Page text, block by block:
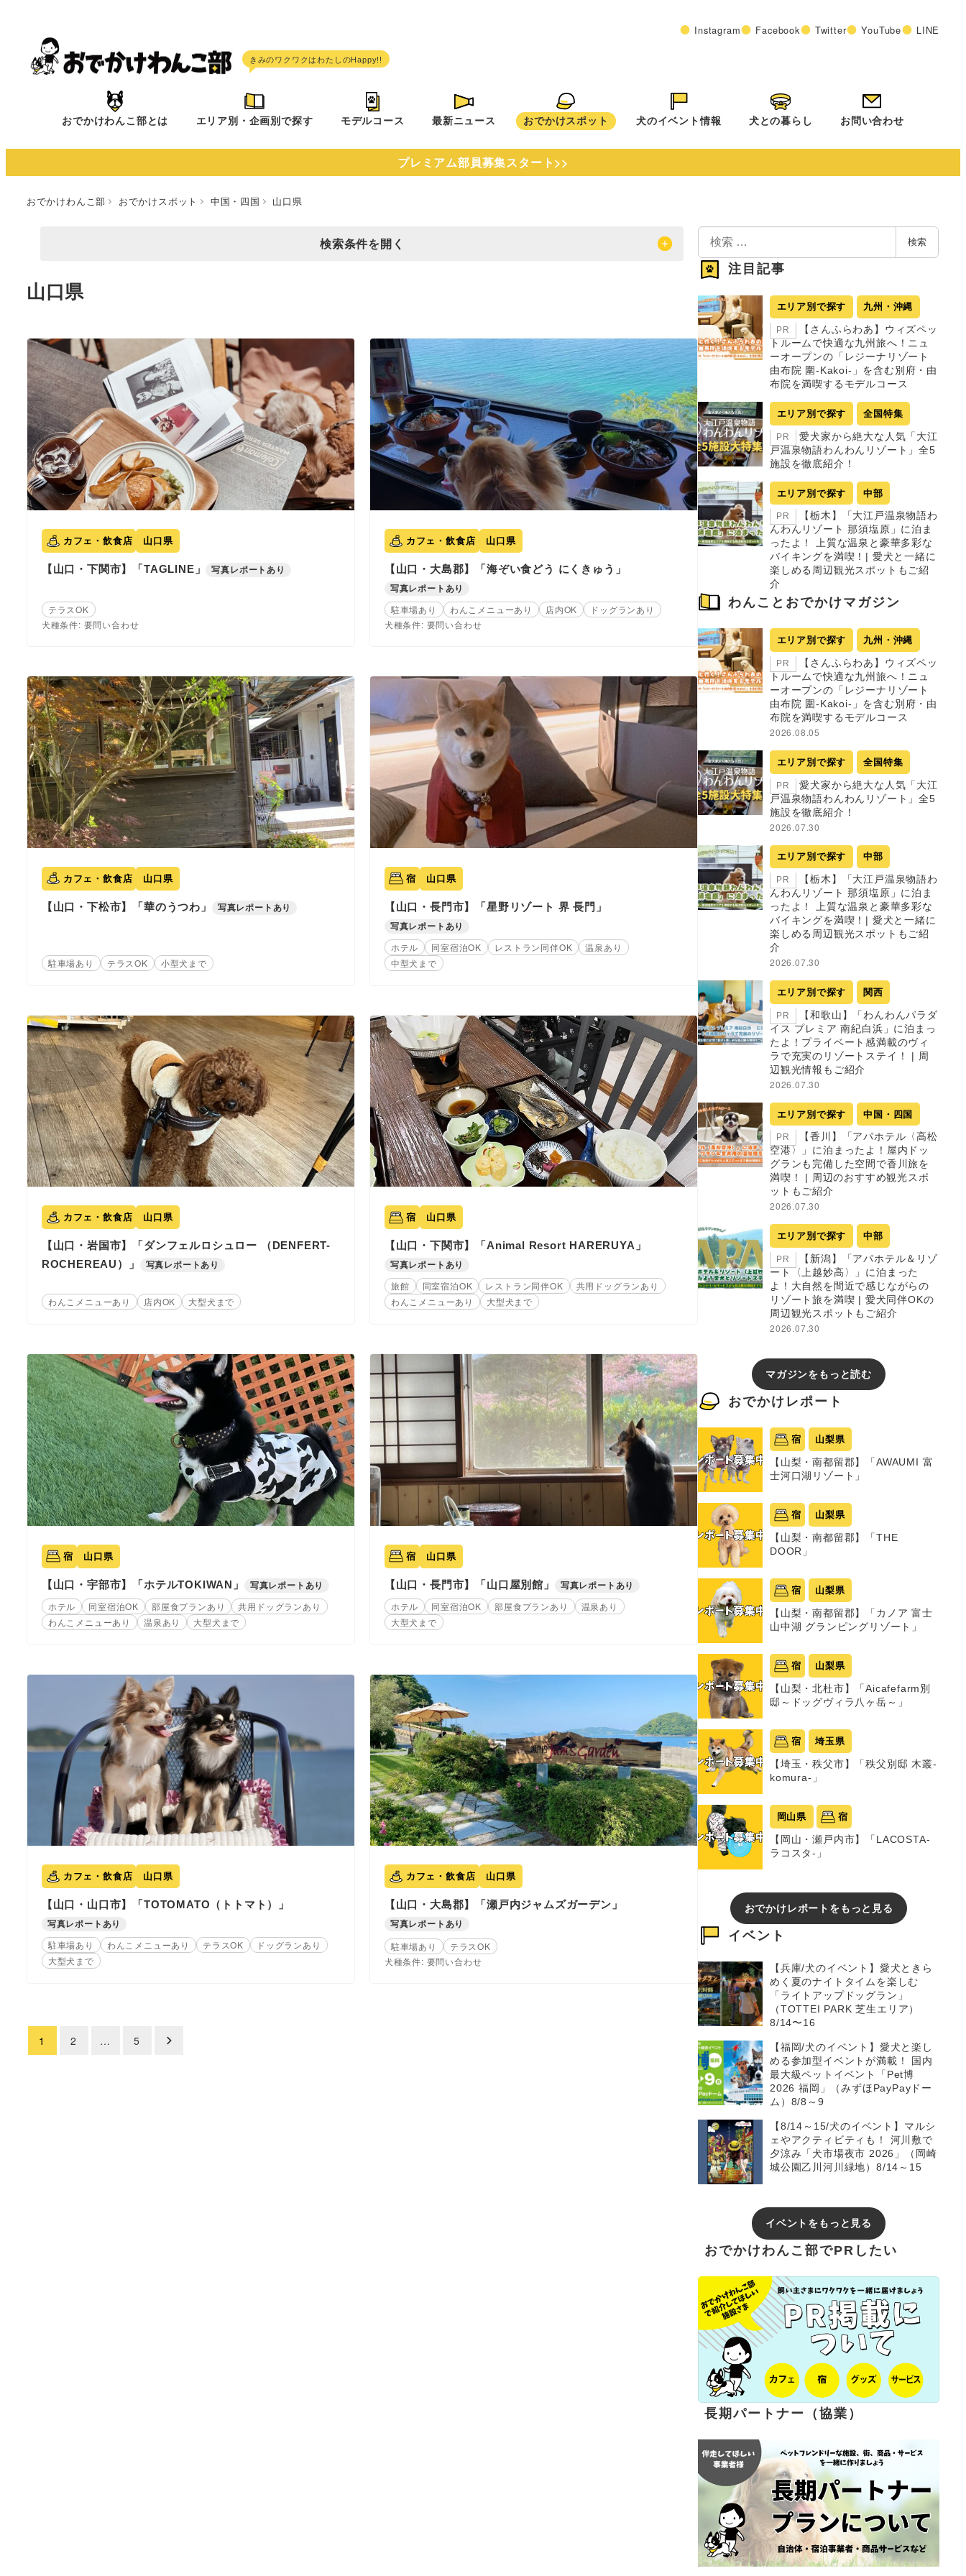
へ
Instagram Facebook Twitter YouTube LINE
おでかけわんこ部とは エリア別・企画別で探す モデルコース 最新ニュース おでかけスポット 犬のイベント情報 犬との暮らし お問い合わせ
プレミアム部員募集スタート>>
おでかけわんこ部 おでかけスポット 中国・四国 山口県
検索条件を開く
山口県
カフェ・飲食店 山口県
【山口・下関市】「TAGLINE」 写真レポートあり
テラスOK
犬種条件: 要問い合わせ
カフェ・飲食店 山口県
【山口・大島郡】「海ぞい食どう にくきゅう」
写真レポートあり
駐車場あり わんこメニューあり 店内OK
ドッグランあり
犬種条件: 要問い合わせ
カフェ・飲食店 山口県
【山口・下松市】「華のうつわ」 写真レポートあり
駐車場あり テラスOK 小型犬まで
宿 山口県
【山口・長門市】「星野リゾート 界 長門」
写真レポートあり
ホテル 同室宿泊OK レストラン同伴OK
温泉あり
中型犬まで
カフェ・飲食店 山口県
【山口・岩国市】「ダンフェルロシュロー （DENFERT-
ROCHEREAU）」
写真レポートあり
わんこメニューあり 店内OK 大型犬まで
宿 山口県
【山口・下関市】「Animal Resort HARERUYA」
写真レポートあり
旅館 同室宿泊OK レストラン同伴OK
共用ドッグランあり
わんこメニューあり
大型犬まで
宿 山口県
【山口・宇部市】「ホテルTOKIWAN」 写真レポートあり
ホテル 同室宿泊OK 部屋食プランあり
共用ドッグランあり
わんこメニューあり
温泉あり 大型犬まで
宿 山口県
【山口・長門市】「山口屋別館」 写真レポートあり
ホテル 同室宿泊OK 部屋食プランあり
温泉あり
大型犬まで
カフェ・飲食店 山口県
【山口・山口市】「TOTOMATO（トトマト）」
写真レポートあり
駐車場あり わんこメニューあり テラスOK
ドッグランあり
大型犬まで
カフェ・飲食店 山口県
【山口・大島郡】「瀬戸内ジャムズガーデン」
写真レポートあり
駐車場あり
テラスOK
犬種条件: 要問い合わせ
投
1 2 … 5
検
索
検索
注目記事
エリア別で探す 九州・沖縄
PR
【さんふらわあ】ウィズペッ
トルームで快適な九州旅へ！ニュ
ーオープンの「レジーナリゾート
由布院 圍-Kakoi-」を含む別府・由
布院を満喫するモデルコース
エリア別で探す 全国特集
PR
愛犬家から絶大な人気「大江
戸温泉物語わんわんリゾート」全5
施設を徹底紹介！
エリア別で探す 中部
PR
【栃木】「大江戸温泉物語わ
んわんリゾート 那須塩原」に泊ま
ったよ！ 上質な温泉と豪華多彩な
バイキングを満喫！| 愛犬と一緒に
楽しめる周辺観光スポットもご紹
介
わんことおでかけマガジン
エリア別で探す 九州・沖縄
PR
【さんふらわあ】ウィズペッ
トルームで快適な九州旅へ！ニュ
ーオープンの「レジーナリゾート
由布院 圍-Kakoi-」を含む別府・由
布院を満喫するモデルコース
2026.08.05
エリア別で探す 全国特集
PR
愛犬家から絶大な人気「大江
戸温泉物語わんわんリゾート」全5
施設を徹底紹介！
2026.07.30
エリア別で探す 中部
PR
【栃木】「大江戸温泉物語わ
んわんリゾート 那須塩原」に泊ま
ったよ！ 上質な温泉と豪華多彩な
バイキングを満喫！| 愛犬と一緒に
楽しめる周辺観光スポットもご紹
介
2026.07.30
エリア別で探す 関西
PR
【和歌山】「わんわんパラダ
イス プレミア 南紀白浜」に泊まっ
たよ！プライベート感満載のヴィ
ラで充実のリゾートステイ！ | 周
辺観光情報もご紹介
2026.07.30
エリア別で探す 中国・四国
PR
【香川】「アパホテル〈高松
空港〉」に泊まったよ！屋内ドッ
グランも完備した空間で香川旅を
満喫！ | 周辺のおすすめ観光スポ
ットもご紹介
2026.07.30
エリア別で探す 中部
PR
【新潟】「アパホテル＆リゾ
ート〈上越妙高〉」に泊まった
よ！大自然を間近で感じながらの
リゾート旅を満喫 | 愛犬同伴OKの
周辺観光スポットもご紹介
2026.07.30
マガジンをもっと読む
おでかけレポート
宿 山梨県
【山梨・南都留郡】「AWAUMI 富
士河口湖リゾート」
宿 山梨県
【山梨・南都留郡】「THE
DOOR」
宿 山梨県
【山梨・南都留郡】「カノア 富士
山中湖 グランピングリゾート」
宿 山梨県
【山梨・北杜市】「Aicafefarm別
邸～ドッグヴィラ八ヶ岳～」
宿 埼玉県
【埼玉・秩父市】「秩父別邸 木叢-
komura-」
岡山県 宿
【岡山・瀬戸内市】「LACOSTA-
ラコスタ-」
おでかけレポートをもっと見る
イベント
【兵庫/犬のイベント】愛犬ときら
めく夏のナイトタイムを楽しむ
「ライトアップドッグラン」
（TOTTEI PARK 芝生エリア）
8/14〜16
【福岡/犬のイベント】愛犬と楽し
める参加型イベントが満載！ 国内
最大級ペットイベント「Pet博
2026 福岡」（みずほPayPayドー
ム）8/8～9
【8/14～15/犬のイベント】マルシ
ェやアクティビティも！ 河川敷で
夕涼み「犬市場夜市 2026」（岡崎
城公園乙川河川緑地）8/14～15
イベントをもっと見る
おでかけわんこ部でPRしたい
長期パートナー（協業）